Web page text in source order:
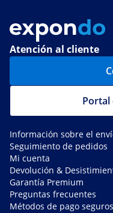
Atención al cliente
Portal
Información sobre el
Seguimiento de pedidos
Mi cuenta
Devolución &
Garantía Premium
Preguntas frecuentes
Métodos de pago seguros